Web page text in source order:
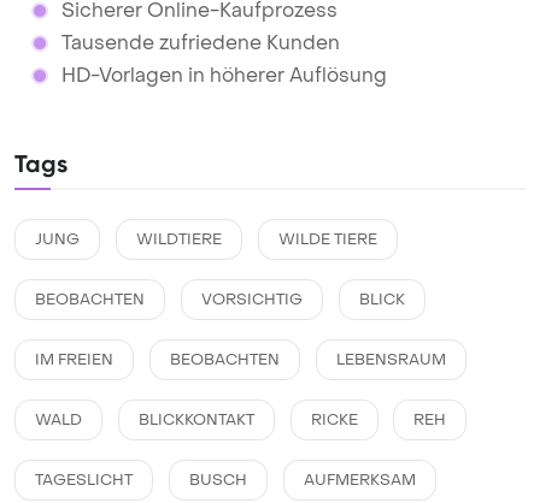
Sicherer Online-Kaufprozess
Tausende zufriedene Kunden
HD-Vorlagen in höherer Auflösung
Tags
JUNG WILDTIERE WILDE TIERE
BEOBACHTEN VORSICHTIG BLICK
IM FREIEN BEOBACHTEN LEBENSRAUM
WALD BLICKKONTAKT RICKE REH
TAGESLICHT BUSCH AUFMERKSAM